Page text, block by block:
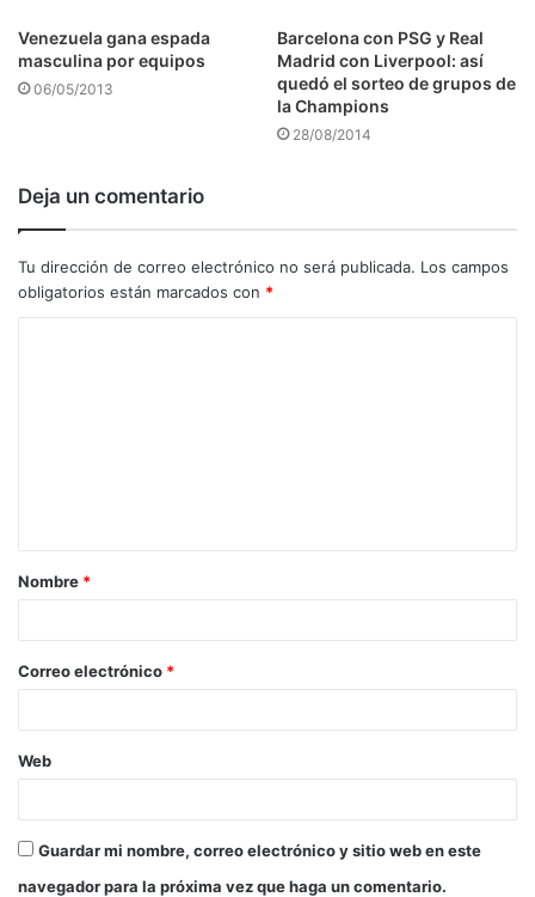
Venezuela gana espada
masculina por equipos
06/05/2013
Barcelona con PSG y Real
Madrid con Liverpool: así
quedó el sorteo de grupos de
la Champions
28/08/2014
Deja un comentario
Tu dirección de correo electrónico no será publicada. Los campos
obligatorios están marcados con *
a
r
*
Nombre *
Correo electrónico *
Web
Guardar mi nombre, correo electrónico y sitio web en este
navegador para la próxima vez que haga un comentario.